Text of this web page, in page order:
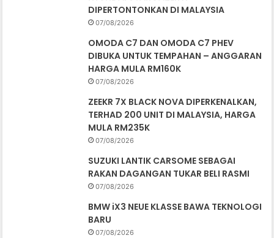
DIPERTONTONKAN DI MALAYSIA
07/08/2026
OMODA C7 DAN OMODA C7 PHEV
DIBUKA UNTUK TEMPAHAN – ANGGARAN
HARGA MULA RM160K
07/08/2026
ZEEKR 7X BLACK NOVA DIPERKENALKAN,
TERHAD 200 UNIT DI MALAYSIA, HARGA
MULA RM235K
07/08/2026
SUZUKI LANTIK CARSOME SEBAGAI
RAKAN DAGANGAN TUKAR BELI RASMI
07/08/2026
BMW iX3 NEUE KLASSE BAWA TEKNOLOGI
BARU
07/08/2026